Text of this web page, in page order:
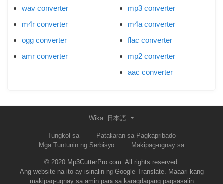
wav converter
m4r converter
ogg converter
amr converter
mp3 converter
m4a converter
flac converter
mp2 converter
aac converter
Wika: 日本語
Tungkol sa
Patakaran sa Pagkapribado
Mga Tuntunin ng Serbisyo
Makipag-ugnay sa
© 2020 Mp3CutterPro.com. All rights reserved.
Ang website na ito ay isinalin ng Google Translate. Maaari kang
makipag-ugnay sa amin para sa karagdagang pagsasalin